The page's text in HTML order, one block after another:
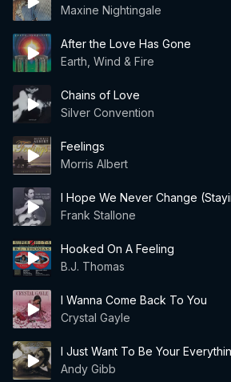
Maxine Nightingale
After the Love Has Gone
Earth, Wind & Fire
Chains of Love
Silver Convention
Feelings
Morris Albert
I Hope We Never Change
Frank Stallone
Hooked On A Feeling
B.J. Thomas
I Wanna Come Back To You
Crystal Gayle
I Just Want To Be Your
Andy Gibb